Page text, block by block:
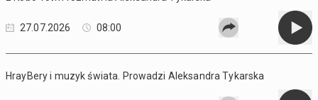
27.07.2026 08:00
HrayBery i muzyk świata. Prowadzi Aleksandra Tykarska